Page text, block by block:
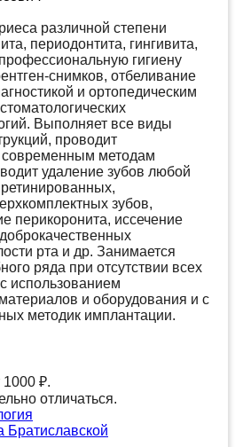
различной степени
периодонтита, гингивита,
гигиену
снимков, отбеливание
и ортопедическим
Выполняет все виды
проводит
современным методам
удаление зубов любой
зубов,
перикоронита, иссечение
рта и др. Занимается
ряда при отсутствии всех
использованием
и оборудования и с
методик имплантации.
₽.
отличаться.
Братиславской